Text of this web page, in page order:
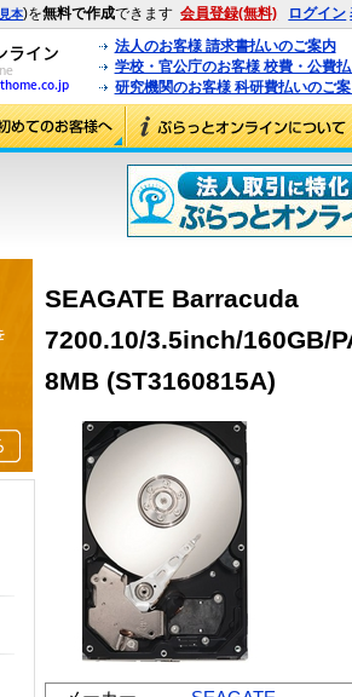
見本)を無料で作成できます 会員登録(無料) ログイン
法人のお客様 請求書払いのご案内
学校・官公庁のお客様 校費・公費
研究機関のお客様 科研費払いのご
SEAGATE Barracuda
7200.10/3.5inch/160GB/
8MB (ST3160815A)